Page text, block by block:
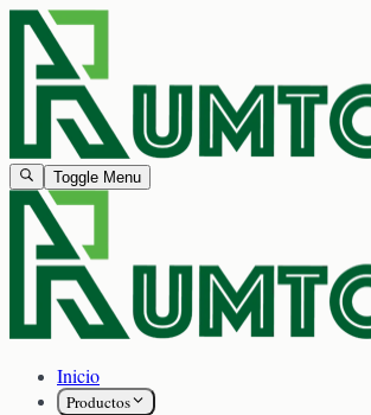
Toggle Menu
Inicio
Productos